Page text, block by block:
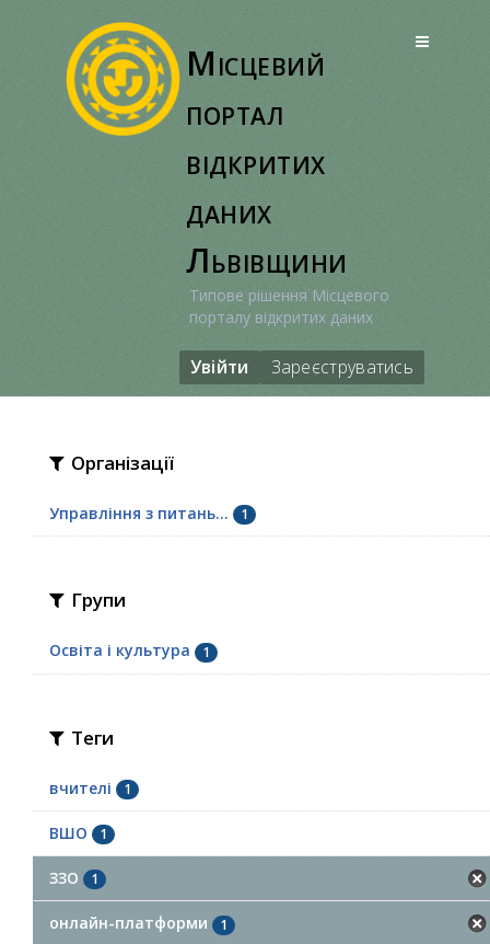
Місцевий
портал
відкритих
даних
Львівщини
Типове рішення Місцевого
порталу відкритих даних
Увійти Зареєструватись
Організації
Управління з питань... 1
Групи
Освіта і культура 1
Теги
вчителі 1
ВШО 1
ЗЗО 1
онлайн-платформи 1